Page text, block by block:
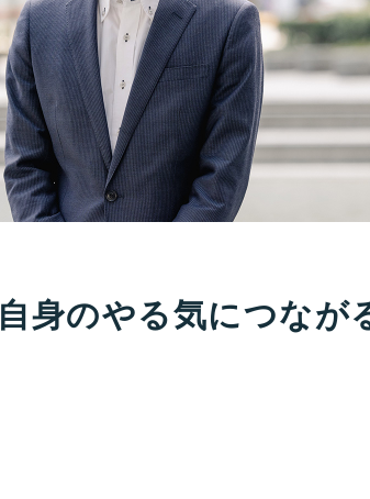
身のやる気につなが